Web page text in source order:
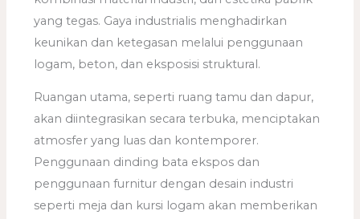
yang tegas. Gaya industrialis menghadirkan
keunikan dan ketegasan melalui penggunaan
logam, beton, dan eksposisi struktural.
Ruangan utama, seperti ruang tamu dan dapur,
akan diintegrasikan secara terbuka, menciptakan
atmosfer yang luas dan kontemporer.
Penggunaan dinding bata ekspos dan
penggunaan furnitur dengan desain industri
seperti meja dan kursi logam akan memberikan